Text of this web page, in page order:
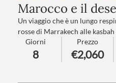
Marocco e il
Un viaggio che è un lungo
rosse di Marrakech alle
scolpite dal tempo alle dune
che attraversa oasi senza
berberi sospesi tra storia e
Giorni
8
Prezzo
€2,060